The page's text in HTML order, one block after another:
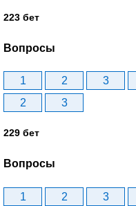
223 бет
Вопросы
1 2 3
2
3
229 бет
Вопросы
1 2 3